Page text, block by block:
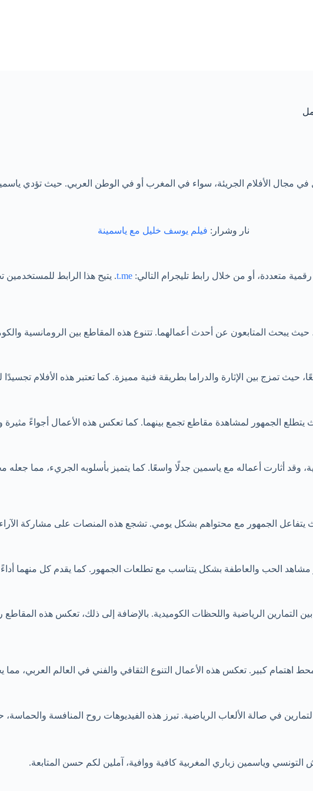
مجال الأفلام الجريئة، سواء في المغرب أو في الوطن العربي. حيث تؤدي ياسمين
نار وشرار: فيلم يوسف خليل مع ياسمينة
متعددة، أو من خلال رابط تليجرام التالي: t.me. يتيح هذا الرابط
يبحث المتابعون عن أحدث أعمالهما. تتنوع هذه المقاطع بين الرومانسية
تمزج بين الإثارة والدراما بطريقة فنية مميزة. كما تعتبر هذه الأفلام تجسيدًا
الجمهور لمشاهدة مقاطع تجمع بينهما. كما تعكس هذه الأعمال أجواءً مثيرة
وقد أثارت أعماله مع ياسمين جدلًا واسعًا. كما يتميز بأسلوبه الجريء، مما
الجمهور مع محتواهم بشكل يومي. تشجع هذه المنصات على مشاركة الآراء
مشاهد الحب والعاطفة بشكل يتناسب مع تطلعات الجمهور. كما يقدم كل منهما
التمارين الرياضية واللحظات الكوميدية. بالإضافة إلى ذلك، تعكس هذه المقاطع
اهتمام كبير. تعكس هذه الأعمال التنوع الثقافي والفني في العالم العربي، مما
في صالة الألعاب الرياضية. تبرز هذه الفيديوهات روح المنافسة
وياسمين زباري المغربية كافية ووافية، آملين لكم حسن المتابعة.